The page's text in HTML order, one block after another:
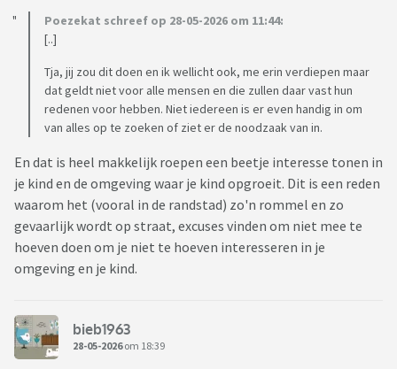
Poezekat schreef op 28-05-2026 om 11:44:
[..]
Tja, jij zou dit doen en ik wellicht ook, me erin verdiepen maar
dat geldt niet voor alle mensen en die zullen daar vast hun
redenen voor hebben. Niet iedereen is er even handig in om
van alles op te zoeken of ziet er de noodzaak van in.
En dat is heel makkelijk roepen een beetje interesse tonen in
je kind en de omgeving waar je kind opgroeit. Dit is een reden
waarom het (vooral in de randstad) zo'n rommel en zo
gevaarlijk wordt op straat, excuses vinden om niet mee te
hoeven doen om je niet te hoeven interesseren in je
omgeving en je kind.
bieb1963
28-05-2026om 18:39